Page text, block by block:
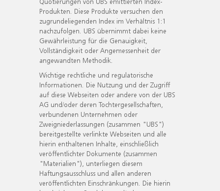
Produkten. Diese Produkte versuchen den
zugrundeliegenden Index im Verhältnis 1:1
nachzufolgen. UBS übernimmt dabei keine
Gewährleistung für die Genauigkeit,
Vollständigkeit oder Angemessenheit der
angewandten Methodik.
Wichtige rechtliche und regulatorische
Informationen. Die Nutzung und der Zugriff
auf diese Webseiten oder andere von der UBS
AG und/oder deren Tochtergesellschaften,
verbundenen Unternehmen oder
Zweigniederlassungen (zusammen "UBS")
bereitgestellte verlinkte Webseiten und alle
hierin enthaltenen Inhalte, einschließlich
veröffentlichter Dokumente (zusammen
"Materialien"), unterliegen diesem
Haftungsausschluss und allen anderen
veröffentlichten Einschränkungen. Die hierin